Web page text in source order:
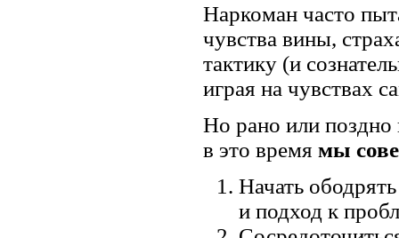
Наркоман часто
чувства вины,
тактику (и
играя на чувствах
Но рано или поздно
в это время мы
Начать
и подход к